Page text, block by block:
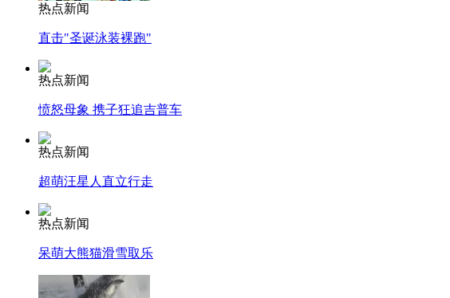
热点新闻
直击"圣诞泳装裸跑"
热点新闻
愤怒母象 携子狂追吉普车
热点新闻
超萌汪星人直立行走
热点新闻
呆萌大熊猫滑雪取乐